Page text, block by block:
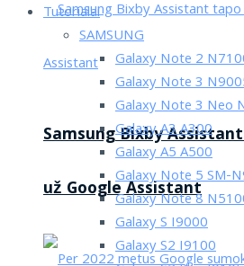
Samsung Bixby
už Google Assistant
Tutorialai
SAMSUNG
Galaxy Note 2
Galaxy Note 3
Galaxy Note 3 Neo
Galaxy A3 A300
Galaxy A5 A500
Galaxy Note 5 SM-
Galaxy Note 8
Galaxy S I9000
Galaxy S2 I9100